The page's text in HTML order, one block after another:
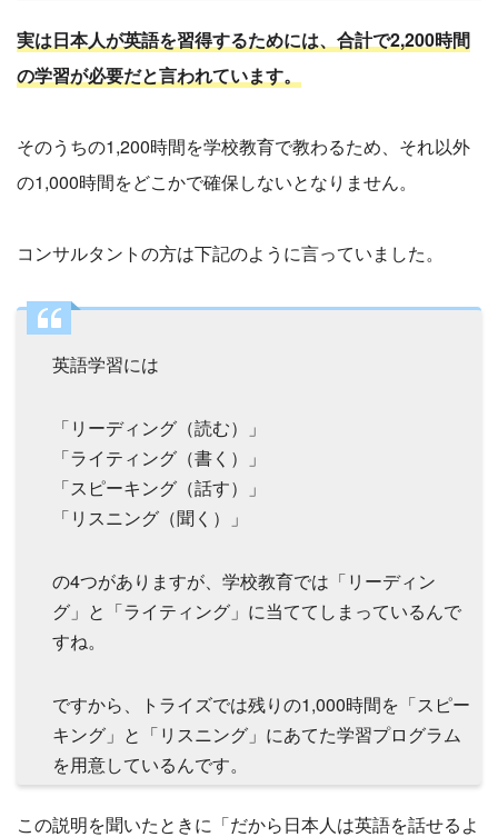
実は日本人が英語を習得するためには、合計で2,200時間
の学習が必要だと言われています。
そのうちの1,200時間を学校教育で教わるため、それ以外
の1,000時間をどこかで確保しないとなりません。
コンサルタントの方は下記のように言っていました。
英語学習には
「リーディング（読む）」
「ライティング（書く）」
「スピーキング（話す）」
「リスニング（聞く）」
の4つがありますが、学校教育では「リーディン
グ」と「ライティング」に当ててしまっているんで
すね。
ですから、トライズでは残りの1,000時間を「スピー
キング」と「リスニング」にあてた学習プログラム
を用意しているんです。
この説明を聞いたときに「だから日本人は英語を話せるよ